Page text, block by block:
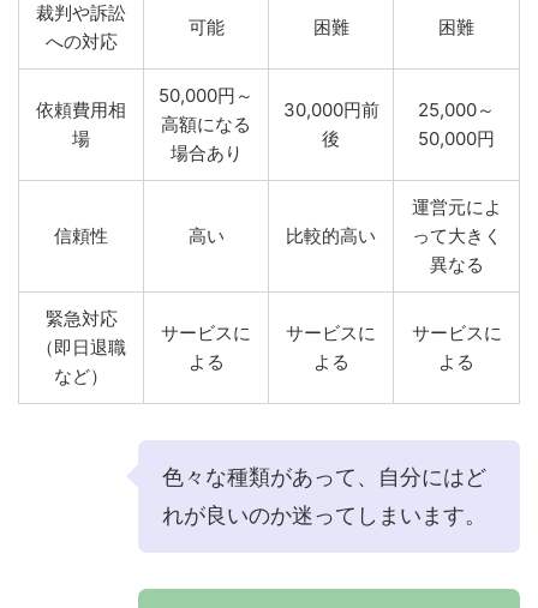
裁判や訴訟
への対応
可能 困難 困難
依頼費用相
場
50,000円～
高額になる
場合あり
30,000円前
後
25,000～
50,000円
信頼性 高い 比較的高い
運営元によ
って大きく
異なる
緊急対応
（即日退職
など）
サービスに
よる
サービスに
よる
サービスに
よる
色々な種類があって、自分にはど
れが良いのか迷ってしまいます。